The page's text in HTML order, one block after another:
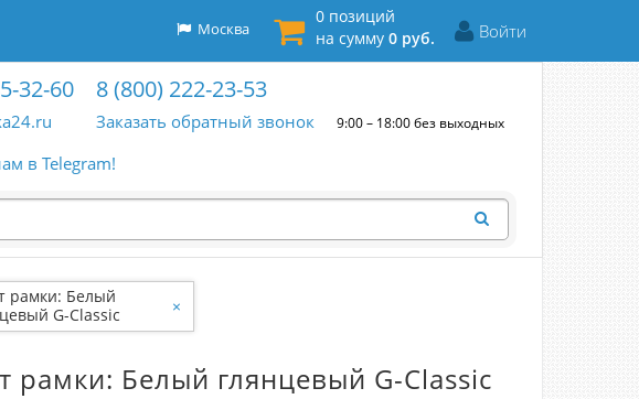
Войти
0 позиций
на сумму 0 руб.
Москва
32-60 8 (800) 222-23-53
Заказать обратный звонок 9:00 – 18:00 без выходных
в Telegram!
рамки: Белый
G-Classic
×
рамки: Белый глянцевый G-Classic